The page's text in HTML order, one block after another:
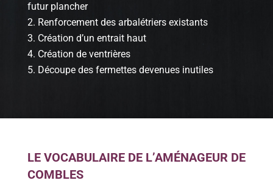
futur plancher
Renforcement des arbalétriers existants
Création d’un entrait haut
Création de ventrières
Découpe des fermettes devenues inutiles
LE VOCABULAIRE DE L’AMÉNAGEUR DE
COMBLES